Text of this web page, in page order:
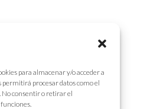
para almacenar y/o acceder a
procesar datos como el
No consentir o retirar el